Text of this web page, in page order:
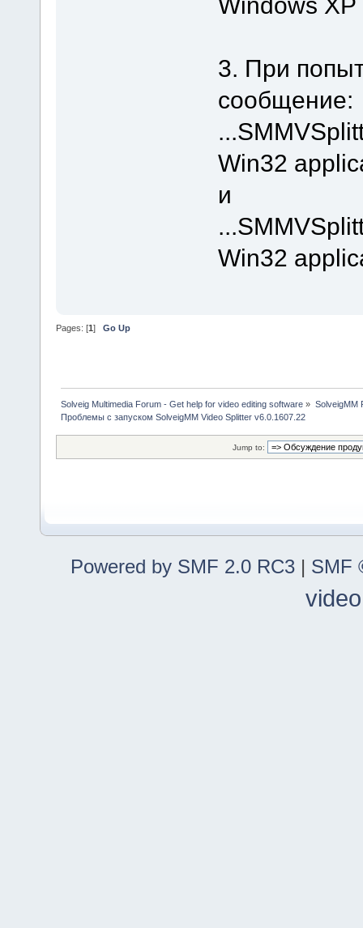
3. При
сообщение:
Win32
и
Win32
Pages: [1] Go Up
Solveig Multimedia Forum - Get help for video editing software » SolveigMM
Проблемы с запуском SolveigMM Video Splitter v6.0.1607.22
Jump to:
Powered by SMF 2.0 RC3 | SMF